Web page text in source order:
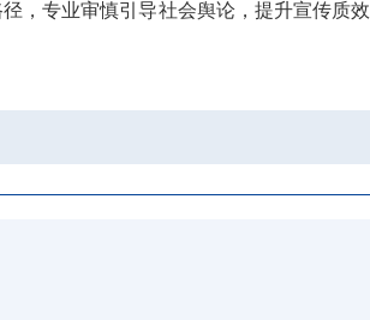
，专业审慎引导社会舆论，提升宣传质效